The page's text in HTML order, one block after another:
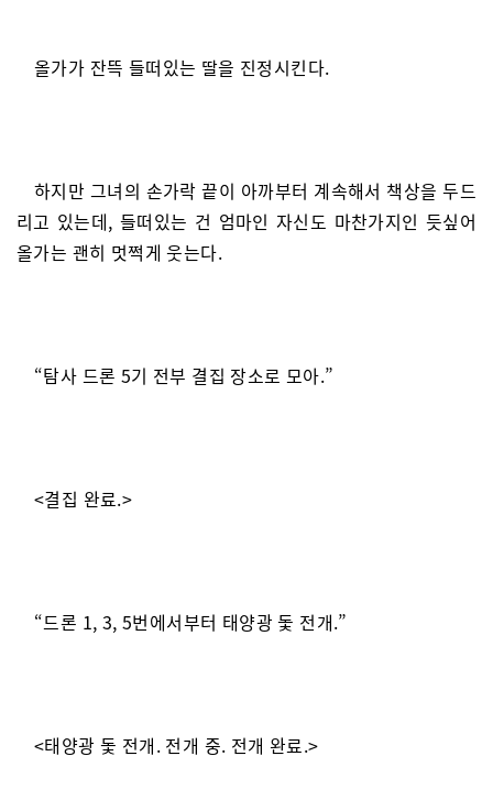
올가가 잔뜩 들떠있는 딸을 진정시킨다.
하지만 그녀의 손가락 끝이 아까부터 계속해서 책상을 두드
리고 있는데, 들떠있는 건 엄마인 자신도 마찬가지인 듯싶어
올가는 괜히 멋쩍게 웃는다.
“탐사 드론 5기 전부 결집 장소로 모아.”
<결집 완료.>
“드론 1, 3, 5번에서부터 태양광 돛 전개.”
<태양광 돛 전개. 전개 중. 전개 완료.>